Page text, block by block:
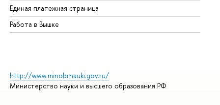
Единая платежная страница
Работа в Вышке
http://www.minobrnauki.gov.ru/
Министерство науки и высшего образования РФ